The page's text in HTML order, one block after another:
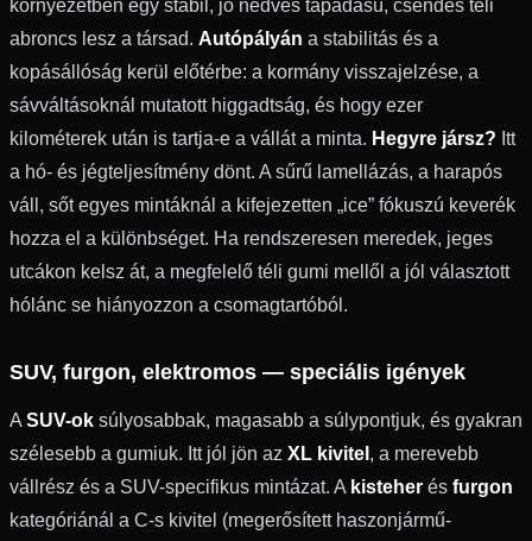
környezetben egy stabil, jó nedves tapadású, csendes téli
abroncs lesz a társad. Autópályán a stabilitás és a
kopásállóság kerül előtérbe: a kormány visszajelzése, a
sávváltásoknál mutatott higgadtság, és hogy ezer
kilométerek után is tartja-e a vállát a minta. Hegyre jársz? Itt
a hó- és jégteljesítmény dönt. A sűrű lamellázás, a harapós
váll, sőt egyes mintáknál a kifejezetten „ice” fókuszú keverék
hozza el a különbséget. Ha rendszeresen meredek, jeges
utcákon kelsz át, a megfelelő téli gumi mellől a jól választott
hólánc se hiányozzon a csomagtartóból.
SUV, furgon, elektromos — speciális igények
A SUV-ok súlyosabbak, magasabb a súlypontjuk, és gyakran
szélesebb a gumiuk. Itt jól jön az XL kivitel , a merevebb
vállrész és a SUV-specifikus mintázat. A kisteher és furgon
kategóriánál a C-s kivitel (megerősített haszonjármű-